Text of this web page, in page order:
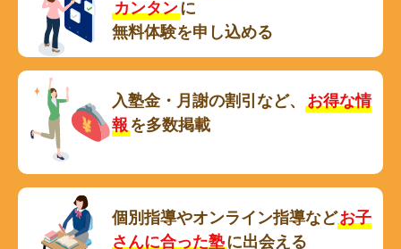
カンタンに
無料体験を申し込める
入塾金・月謝の割引など、
お得な情
報を多数掲載
個別指導やオンライン指導などお子
さんに合った塾に出会える